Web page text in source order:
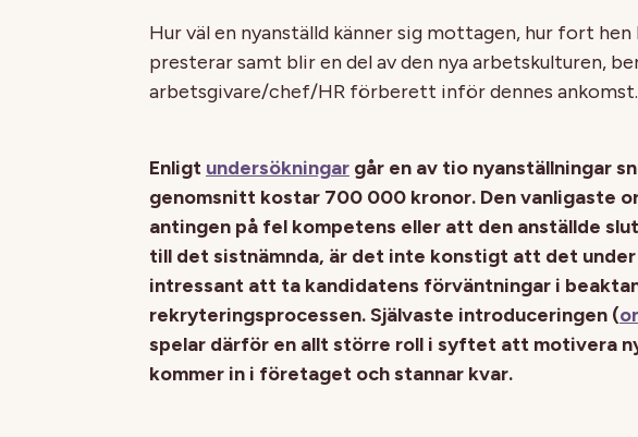
Hur väl en nyanställd känner sig mottagen, hur fort
presterar samt blir en del av den nya arbetskulturen,
arbetsgivare/chef/HR förberett inför dennes ankomst.
Enligt undersökningar går en av tio nyanställningar
genomsnitt kostar 700 000 kronor. Den vanligaste
antingen på fel kompetens eller att den anställde
till det sistnämnda, är det inte konstigt att det
intressant att ta kandidatens förväntningar i
rekryteringsprocessen. Självaste introduceringen (
spelar därför en allt större roll i syftet att motivera
kommer in i företaget och stannar kvar.